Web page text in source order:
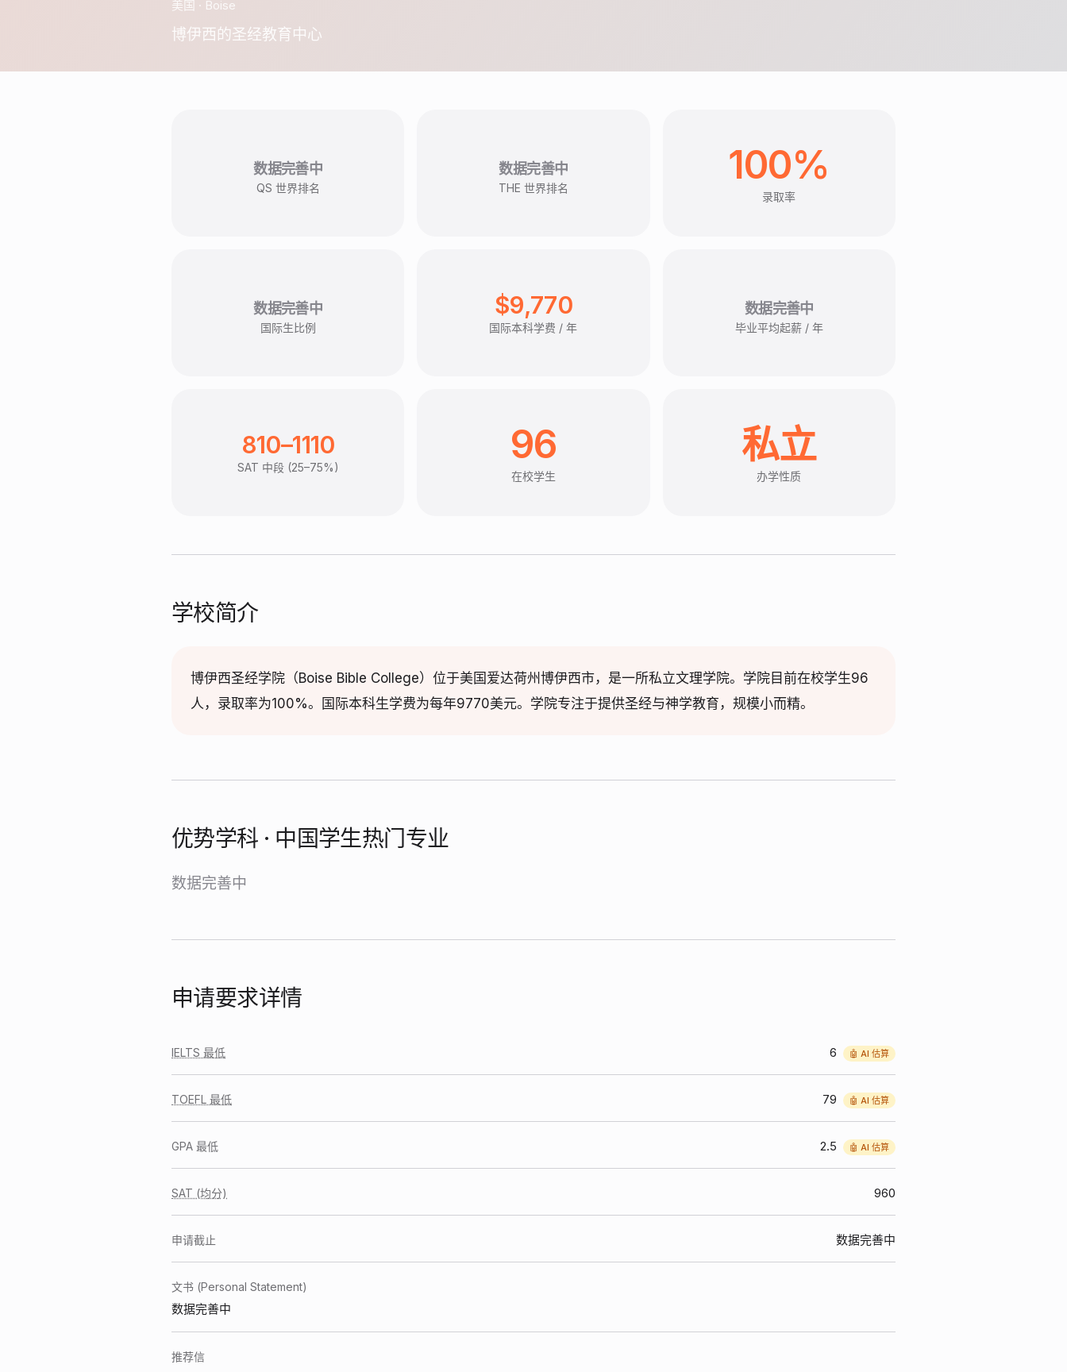
美国 · Boise
博伊西的圣经教育中心
数据完善中
QS 世界排名
数据完善中
THE 世界排名 100%
录取率
数据完善中
国际生比例
$9,770
国际本科学费 / 年
数据完善中
毕业平均起薪 / 年
810–1110
SAT 中段 (25–75%) 96
在校学生
私立
办学性质
学校简介
博伊西圣经学院（Boise Bible College）位于美国爱达荷州博伊西市，是一所私立文理学院。学院目前在校学生96
人，录取率为100%。国际本科生学费为每年9770美元。学院专注于提供圣经与神学教育，规模小而精。
优势学科 · 中国学生热门专业
数据完善中
申请要求详情
IELTS 最低 6 🤖 AI 估算
TOEFL 最低 79 🤖 AI 估算
GPA 最低 2.5 🤖 AI 估算
SAT (均分) 960
申请截止 数据完善中
文书 (Personal Statement)
数据完善中
推荐信